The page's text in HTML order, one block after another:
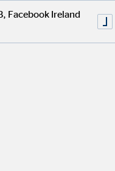
Facebook Ireland